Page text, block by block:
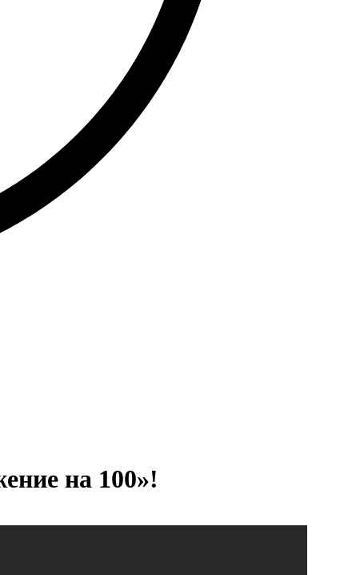
на 100»!